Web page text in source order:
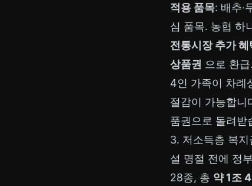
적용 품목: 배추·
심 품목. 농협 하
전통시장 추가 혜
상품권 으로 환
4인 가족이 차례
절감이 가능합
품권으로 돌려받
3. 저소득층 복
설 명절 전에 정
28종, 총 약 1조